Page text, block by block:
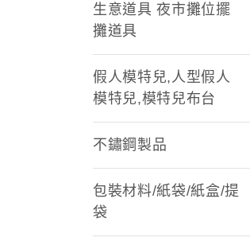
生意道具 夜市攤位擺
攤道具
假人模特兒,人型假人
模特兒,模特兒布台
不鏽鋼製品
包裝材料/紙袋/紙盒/提
袋